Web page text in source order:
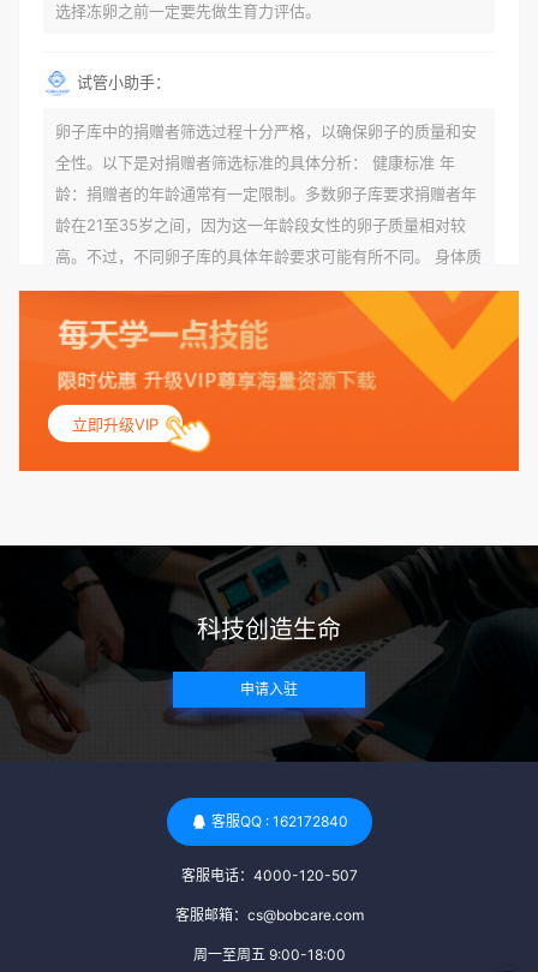
选择冻卵之前一定要先做生育力评估。
试管小助手：
卵子库中的捐赠者筛选过程十分严格，以确保卵子的质量和安
全性。以下是对捐赠者筛选标准的具体分析： 健康标准 年
龄：捐赠者的年龄通常有一定限制。多数卵子库要求捐赠者年
龄在21至35岁之间，因为这一年龄段女性的卵子质量相对较
高。不过，不同卵子库的具体年龄要求可能有所不同。 身体质
量指数（BMI）：捐赠者的BMI通常需要在正常范围内，以确
保其身体健康状况良好。过高的BMI可能与多种健康问题相关
联，包括不孕症和妊娠并发症。 生殖健康：捐赠者需要有规律
的月经期，无生殖障碍或异常问题。此外，还需要进行详细的
妇科检查，以确保其生殖系统的健康。 遗传病史与家族病史：
捐赠者及其家庭成员需要无严重的遗传病史、精神病史和传染
病史。这通常需要通过基因检测、家族史调查和医疗记录审查
带任何可传染给受卵者的病原体。 药物与生活习惯：捐赠者需
要是非尼古丁使用者、非吸烟者、非吸毒者，并且未使用可能
影响卵子质量的药物，如某些精神药物和避孕植入物。 学历与
心理标准 学历要求：部分卵子库对捐赠者的学历有一定要求，
但这并非普遍标准。一些卵子库可能更倾向于选择受过高等教
育的女性作为捐赠者，但这并不是绝对的筛选条件。 心理状态
评估：捐赠者需要进行心理状态评估，以确定其对捐赠过程的
于确保捐赠者在捐赠过程中保持积极的心态，并理解其捐赠行
为的意义。 其他标准 责任心与沟通能力：由于捐卵过程的时
间不确定性，捐赠者需要有责任心，善于沟通，并尊重预约和
时间表。这有助于确保捐赠周期的顺利进行，并保障受卵者的
立即升级VIP
科技创造生命
申请入驻
客服QQ : 162172840
客服电话：4000-120-507
客服邮箱：cs@bobcare.com
周一至周五 9:00-18:00